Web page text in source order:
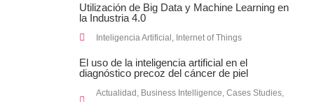
Utilización de Big Data y Machine Learning en
la Industria 4.0
Inteligencia Artificial, Internet of Things
El uso de la inteligencia artificial en el
diagnóstico precoz del cáncer de piel
Actualidad , Business Intelligence, Cases Studies,